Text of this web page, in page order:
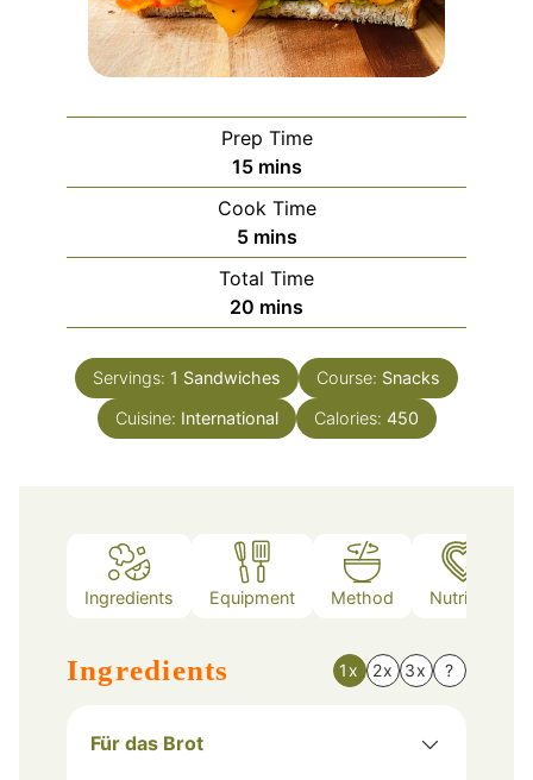
Prep Time
15minutes
mins
Cook Time
5minutes
mins
Total Time
20 minutes
mins
Servings: 1 Sandwiches Course: Snacks
Cuisine: International Calories: 450
Ingredients Equipment Method Nutrition
Ingredients 1x 2x 3x ?
Für das Brot